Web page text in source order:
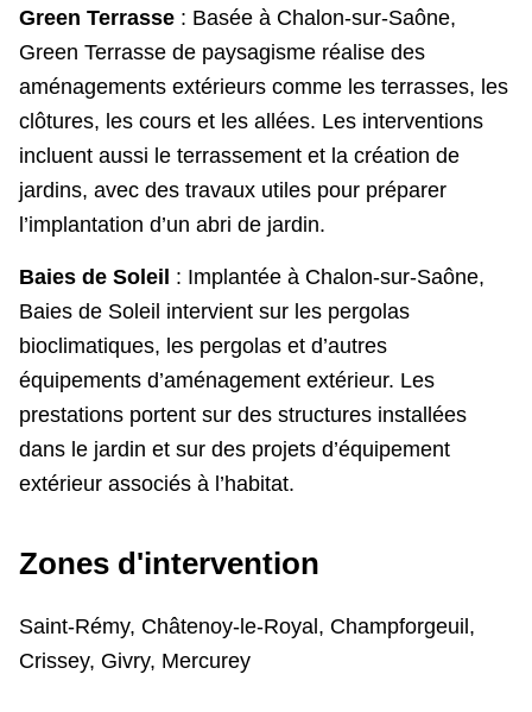
Green Terrasse : Basée à Chalon-sur-Saône,
Green Terrasse de paysagisme réalise des
aménagements extérieurs comme les terrasses, les
clôtures, les cours et les allées. Les interventions
incluent aussi le terrassement et la création de
jardins, avec des travaux utiles pour préparer
l’implantation d’un abri de jardin.
Baies de Soleil : Implantée à Chalon-sur-Saône,
Baies de Soleil intervient sur les pergolas
bioclimatiques, les pergolas et d’autres
équipements d’aménagement extérieur. Les
prestations portent sur des structures installées
dans le jardin et sur des projets d’équipement
extérieur associés à l’habitat.
Zones d'intervention
Saint-Rémy, Châtenoy-le-Royal, Champforgeuil,
Crissey, Givry, Mercurey